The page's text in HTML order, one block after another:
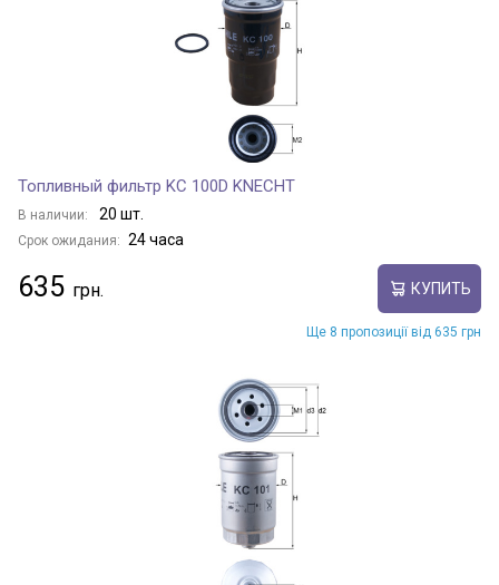
Топливный фильтр KC 100D KNECHT
В наличии: 20 шт.
Срок ожидания: 24 часа
635 КУПИТЬ
Ще 8 пропозиції від 635 грн